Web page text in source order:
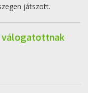
játszott.
válogatottnak